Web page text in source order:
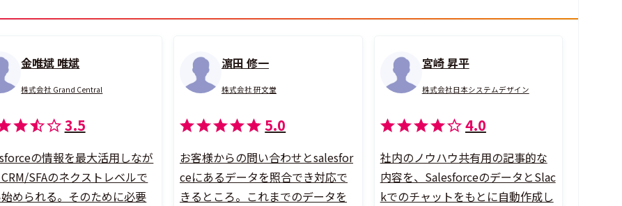
金唯斌 唯斌
株式会社 Grand Central
3.5
の情報を最大活用しなが
SFAのネクストレベルで
められる。そのために必要
濵田 修一
株式会社 研文堂
5.0
お客様からの問い合わせとsalesfor
ceにあるデータを照合でき対応で
きるところ。これまでのデータを
宮崎 昇平
株式会社日本システムデザイン
4.0
社内のノウハウ共有用の記事的な
内容を、SalesforceのデータとSlac
kでのチャットをもとに自動作成し